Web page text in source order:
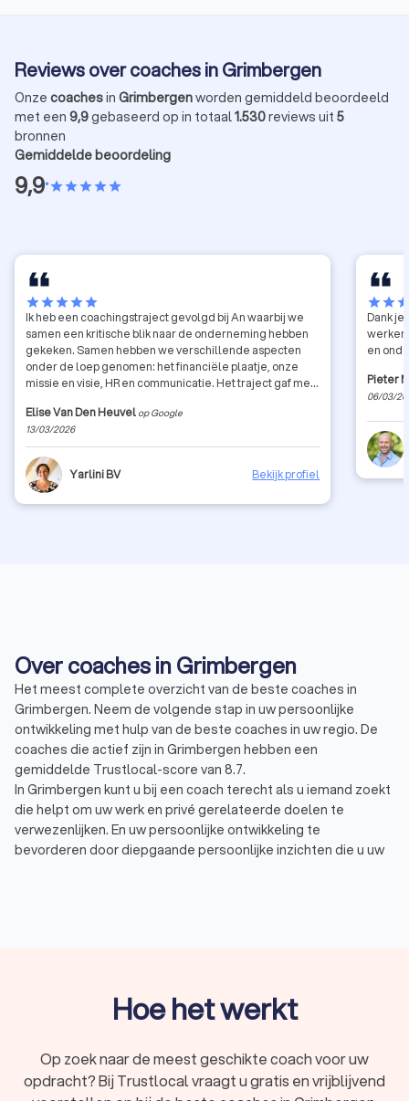
Reviews over coaches in Grimbergen
Onze coachesin Grimbergenworden gemiddeld beoordeeld
met een 9,9gebaseerd op in totaal1.530reviews uit 5
bronnen
Gemiddelde beoordeling
9,9•starstarstarstarstar
starstarstarstarstar
Ik heb een coachingstraject gevolgd bij An waarbij we
samen een kritische blik naar de onderneming hebben
gekeken. Samen hebben we verschillende aspecten
onder de loep genomen: het financiële plaatje, onze
missie en visie, HR en communicatie. Het traject gaf me
verder te groeien als bedrijf. De begeleiding was
professioneel, eerlijk en tegelijk heel motiverend.
Zeker een aanrader voor ondernemers die even willen
stilstaan bij hun werking en hun bedrijf naar een hoger
niveau willen tillen.
Elise Van Den Heuvel op Google
13/03/2026
Yarlini BV Bekijk profiel
starstar
Dank
werken
en
Pieter
06/03/
Over coaches in Grimbergen
Het meest complete overzicht van de beste coaches in
Grimbergen. Neem de volgende stap in uw persoonlijke
ontwikkeling met hulp van de beste coaches in uw regio. De
coaches die actief zijn in Grimbergen hebben een
gemiddelde Trustlocal-score van 8.7.
In Grimbergen kunt u bij een coach terecht als u iemand zoekt
die helpt om uw werk en privé gerelateerde doelen te
verwezenlijken. En uw persoonlijke ontwikkeling te
bevorderen door diepgaande persoonlijke inzichten die u uw
helpt u het leven te leiden zoals u dat wilt. De coach
vaardigheden kunt u uw doelen verwezenlijken.
Budget / financial coach: helpt mensen die hun
Hoe het werkt
Op zoek naar de meest geschikte coach voor uw
opdracht? Bij Trustlocal vraagt u gratis en vrijblijvend